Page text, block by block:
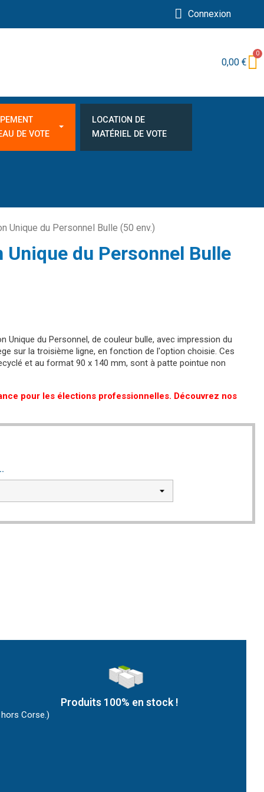
Connexion
0,00 €
DE VOTE
LOCATION DE
MATÉRIEL DE VOTE
Unique du Personnel Bulle (50 env.)
Unique du Personnel Bulle
Unique du Personnel, de couleur bulle, avec impression du
sur la troisième ligne, en fonction de l'option choisie. Ces
et au format 90 x 140 mm, sont à patte pointue non
pour les élections professionnelles. Découvrez nos
Corse.)
Produits 100% en stock !